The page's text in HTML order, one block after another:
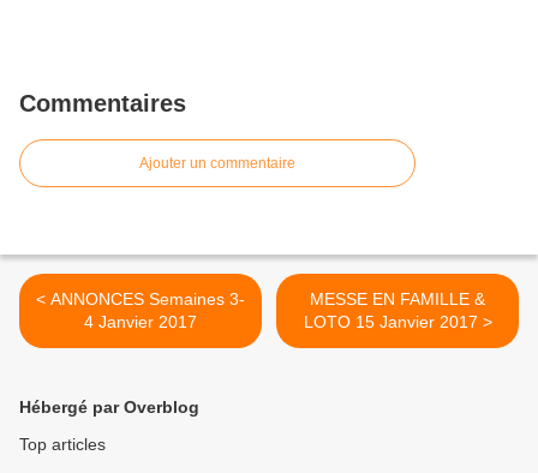
Commentaires
Ajouter un commentaire
< ANNONCES Semaines 3-
4 Janvier 2017
MESSE EN FAMILLE &
LOTO 15 Janvier 2017 >
Hébergé par Overblog
Top articles